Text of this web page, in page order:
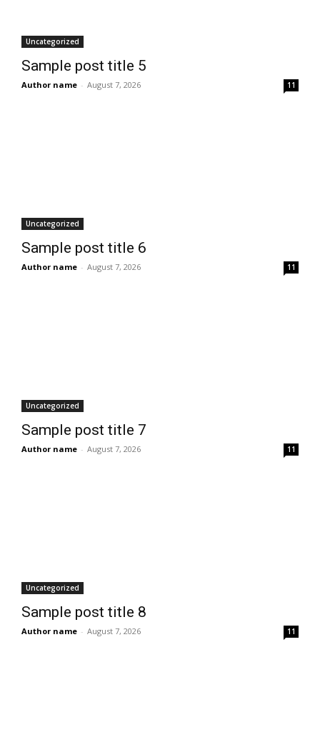
Uncategorized
Sample post title 5
Author name - August 7, 2026 11
Uncategorized
Sample post title 6
Author name - August 7, 2026 11
Uncategorized
Sample post title 7
Author name - August 7, 2026 11
Uncategorized
Sample post title 8
Author name - August 7, 2026 11